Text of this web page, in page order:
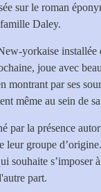
sur le roman
Daley.
yorkaise installée
joue avec
montrant par ses
même au sein de
par la présence
leur groupe
souhaite
part.